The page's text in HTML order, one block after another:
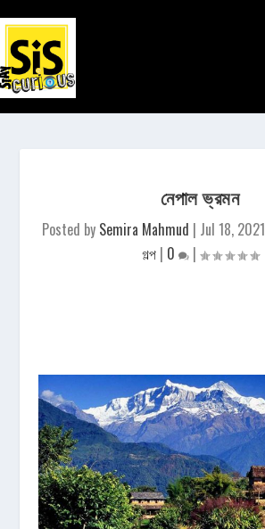
নেপাল ভ্রমন
Posted by Semira Mahmud | Jul 18, 2021
গল্প| 0 |